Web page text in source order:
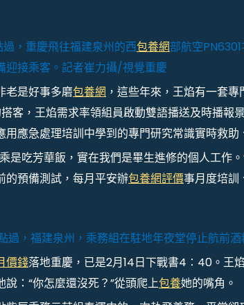
過，重慶飛往福建泉州的西包養網部航空
迎接乘客。記者崔力攝/視覺重慶
老是好事多磨包養網 ，這些年來，王焰有一套
客，王焰需求率領組員啟動雙語播送及時播報
用應急處理培訓中學到的專門研究常識實時救助
是吃芳華飯，實在我們是畢生進修的個人工作
的預備測試，每月平安辦包養網評價事月度培訓
過，福建泉州，乘務組在駐地年夜堂停止航前
價錢落地重慶，已是2月14日下戰書4∶40。王
說：“你怎麼還沒死？”從頭爬上包養她的嘴角。